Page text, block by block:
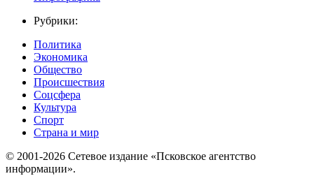
Рубрики:
Политика
Экономика
Общество
Происшествия
Соцсфера
Культура
Спорт
Страна и мир
© 2001-2026 Сетевое издание «Псковское агентство
информации».